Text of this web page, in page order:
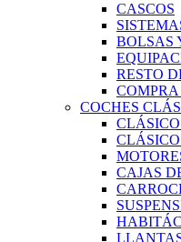
CASCOS
BOLSAS
RESTO
COCHES
CAJAS